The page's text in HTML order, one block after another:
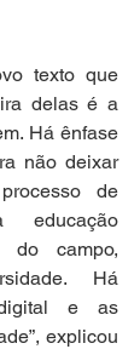
texto que
delas é a
Há ênfase
não deixar
de
educação
do campo,
Há
e as
explicou